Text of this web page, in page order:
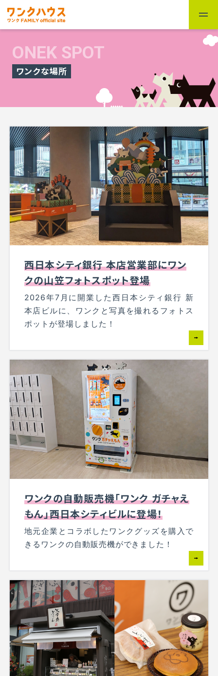
ONEK SPOT
ワンクな場所
西日本シティ銀行 本店営業部にワン
クの山笠フォトスポット登場
2026年7月に開業した西日本シティ銀行 新
本店ビルに、ワンクと写真を撮れるフォトス
ポットが登場しました！
ワンクの自動販売機「ワンク ガチャえ
もん」西日本シティビルに登場！
地元企業とコラボしたワンクグッズを購入で
きるワンクの自動販売機ができました！